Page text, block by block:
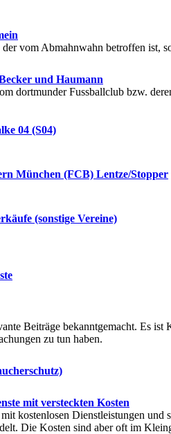
vom Abmahnwahn betroffen ist,
und Haumann
dortmunder Fussballclub bzw.
04 (S04)
München (FCB) Lentze/Stopper
(sonstige Vereine)
Beiträge bekanntgemacht. Es
zu tun haben.
mit versteckten Kosten
kostenlosen Dienstleistungen und
Die Kosten sind aber oft im